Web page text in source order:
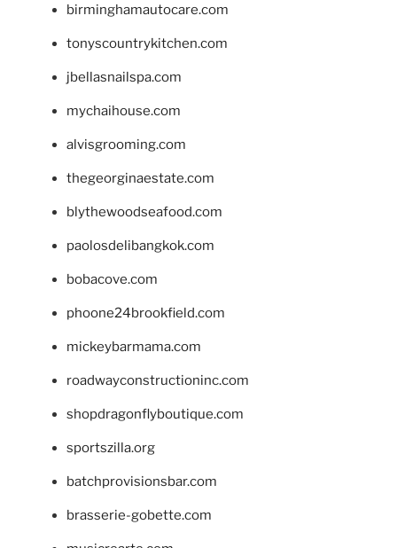
birminghamautocare.com
tonyscountrykitchen.com
jbellasnailspa.com
mychaihouse.com
alvisgrooming.com
thegeorginaestate.com
blythewoodseafood.com
paolosdelibangkok.com
bobacove.com
phoone24brookfield.com
mickeybarmama.com
roadwayconstructioninc.com
shopdragonflyboutique.com
sportszilla.org
batchprovisionsbar.com
brasserie-gobette.com